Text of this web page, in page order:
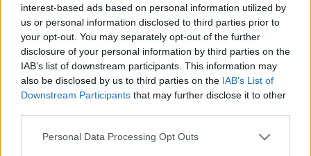
interest-based ads based on personal information utilized by
us or personal information disclosed to third parties prior to
your opt-out. You may separately opt-out of the further
disclosure of your personal information by third parties on the
IAB’s list of downstream participants. This information may
also be disclosed by us to third parties on the IAB’s List of
Downstream Participants that may further disclose it to other
Please note that this website/app uses one or more Google
Personal Data Processing Opt Outs
LEGFRISSEBB
Országos hírek
Megérkezett az eső a Duna vízgyűjtőjére
Helyi hírek